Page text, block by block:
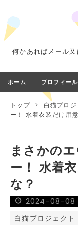
何かあればメール
ホーム プロフィール
トップ > 白猫プロジ
ー！ 水着衣装だけ用
2024 -08 -08
まさかの
ー！ 水着
な？
白猫プロジェクト